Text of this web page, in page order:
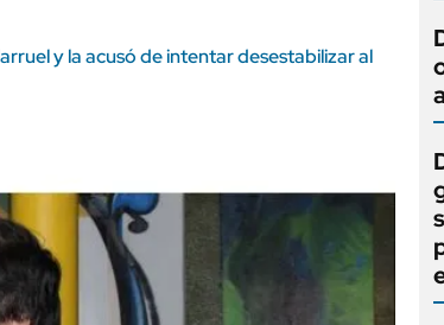
y la acusó de intentar desestabilizar al